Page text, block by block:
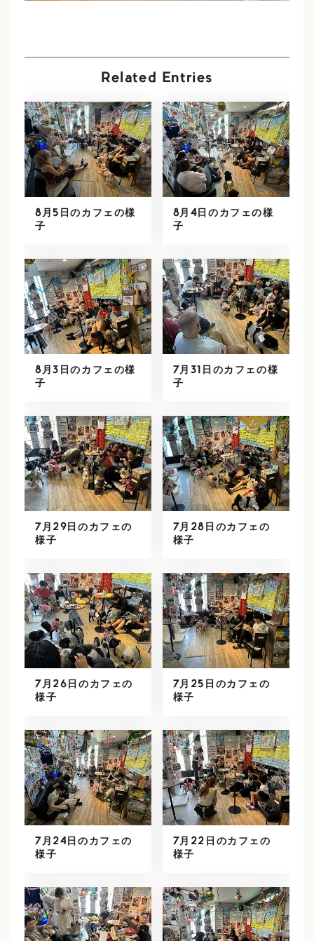
Related Entries
8月5日のカフェの様
子
8月4日のカフェの様
子
8月3日のカフェの様
子
7月31日のカフェの様
子
7月29日のカフェの
様子
7月28日のカフェの
様子
7月26日のカフェの
様子
7月25日のカフェの
様子
7月24日のカフェの
様子
7月22日のカフェの
様子